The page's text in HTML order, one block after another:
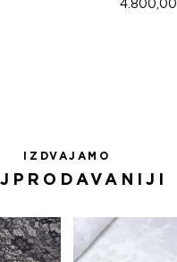
4.800,00
IZDVAJAMO